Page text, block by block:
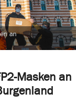
Masken an
an